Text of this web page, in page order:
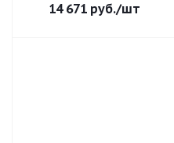
14 671 руб./шт